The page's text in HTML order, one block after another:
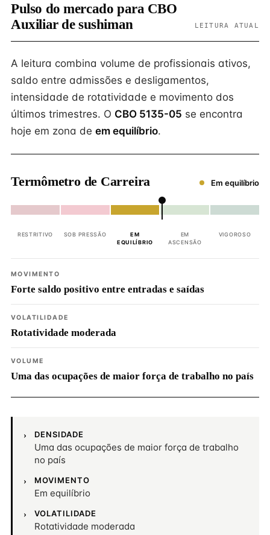
Pulso do mercado para CBO
Auxiliar de sushiman
LEITURA ATUAL
A leitura combina volume de profissionais ativos,
saldo entre admissões e desligamentos,
intensidade de rotatividade e movimento dos
últimos trimestres. O CBO 5135-05 se encontra
hoje em zona de em equilíbrio.
Termômetro de Carreira Em equilíbrio
RESTRITIVO SOB PRESSÃO
EM
EQUILÍBRIO
EM
ASCENSÃO
VIGOROSO
MOVIMENTO
Forte saldo positivo entre entradas e saídas
VOLATILIDADE
Rotatividade moderada
VOLUME
Uma das ocupações de maior força de trabalho no país
DENSIDADE
Uma das ocupações de maior força de trabalho
no país
MOVIMENTO
Em equilíbrio
VOLATILIDADE
Rotatividade moderada